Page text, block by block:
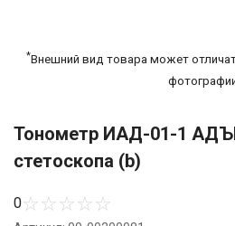
*Внешний вид товара может
Тонометр ИАД-01-1
стетоскопа (b)
0☆☆☆☆☆